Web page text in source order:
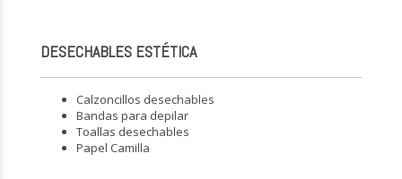
DESECHABLES ESTÉTICA
Calzoncillos desechables
Bandas para depilar
Toallas desechables
Papel Camilla